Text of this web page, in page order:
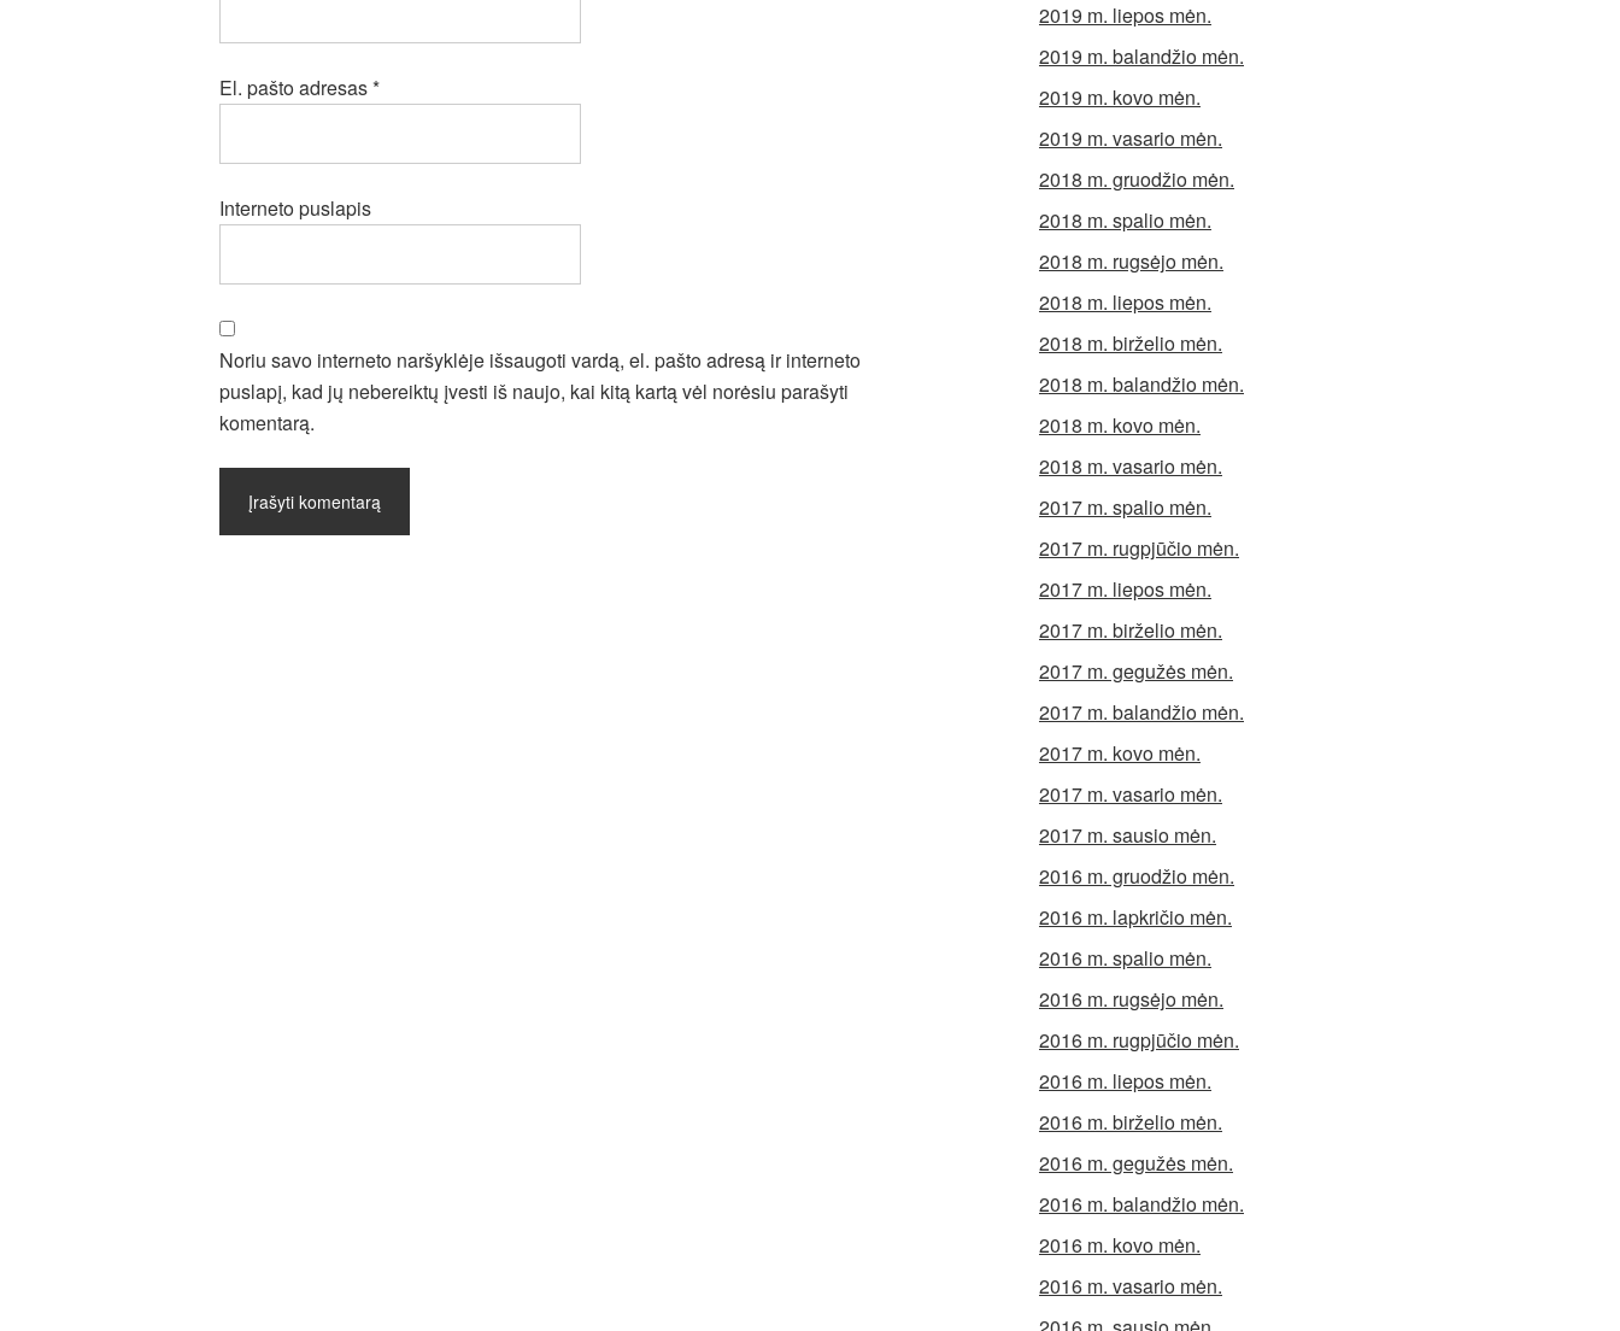
El. pašto adresas*
Interneto puslapis
Noriu savo interneto naršyklėje išsaugoti vardą, el. pašto adresą ir interneto
puslapį, kad jų nebereiktų įvesti iš naujo, kai kitą kartą vėl norėsiu parašyti
komentarą.
2019 m. liepos mėn.
2019 m. balandžio mėn.
2019 m. kovo mėn.
2019 m. vasario mėn.
2018 m. gruodžio mėn.
2018 m. spalio mėn.
2018 m. rugsėjo mėn.
2018 m. liepos mėn.
2018 m. birželio mėn.
2018 m. balandžio mėn.
2018 m. kovo mėn.
2018 m. vasario mėn.
2017 m. spalio mėn.
2017 m. rugpjūčio mėn.
2017 m. liepos mėn.
2017 m. birželio mėn.
2017 m. gegužės mėn.
2017 m. balandžio mėn.
2017 m. kovo mėn.
2017 m. vasario mėn.
2017 m. sausio mėn.
2016 m. gruodžio mėn.
2016 m. lapkričio mėn.
2016 m. spalio mėn.
2016 m. rugsėjo mėn.
2016 m. rugpjūčio mėn.
2016 m. liepos mėn.
2016 m. birželio mėn.
2016 m. gegužės mėn.
2016 m. balandžio mėn.
2016 m. kovo mėn.
2016 m. vasario mėn.